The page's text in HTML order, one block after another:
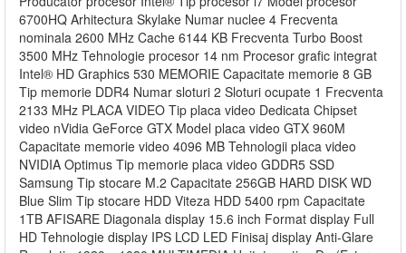
6700HQ Arhitectura Skylake Numar nuclee 4 Frecventa
nominala 2600 MHz Cache 6144 KB Frecventa Turbo Boost
3500 MHz Tehnologie procesor 14 nm Procesor grafic integrat
Intel® HD Graphics 530 MEMORIE Capacitate memorie 8 GB
Tip memorie DDR4 Numar sloturi 2 Sloturi ocupate 1 Frecventa
2133 MHz PLACA VIDEO Tip placa video Dedicata Chipset
video nVidia GeForce GTX Model placa video GTX 960M
Capacitate memorie video 4096 MB Tehnologii placa video
NVIDIA Optimus Tip memorie placa video GDDR5 SSD
Samsung Tip stocare M.2 Capacitate 256GB HARD DISK WD
Blue Slim Tip stocare HDD Viteza HDD 5400 rpm Capacitate
1TB AFISARE Diagonala display 15.6 inch Format display Full
HD Tehnologie display IPS LCD LED Finisaj display Anti-Glare